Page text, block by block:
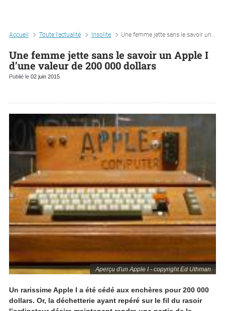
Accueil Toute l'actualité Insolite Une femme jette sans le savoir un apple i d’une valeur de 200 000 dollars
Une femme jette sans le savoir un Apple I
d’une valeur de 200 000 dollars
Publié le 02 juin 2015
Aperçu d'un Apple I - copyright Ed Uthman
Un rarissime Apple I a été cédé aux enchères pour 200 000
dollars. Or, la déchetterie ayant repéré sur le fil du rasoir